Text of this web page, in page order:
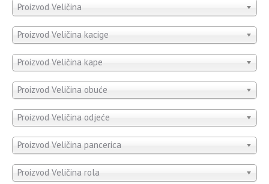
Proizvod Veličina
Proizvod Veličina kacige
Proizvod Veličina kape
Proizvod Veličina obuće
Proizvod Veličina odjeće
Proizvod Veličina pancerica
Proizvod Veličina rola